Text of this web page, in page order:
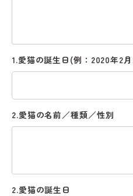
1.愛猫の誕生日(例：2020年2
2.愛猫の名前／種類／性別
2.愛猫の誕生日